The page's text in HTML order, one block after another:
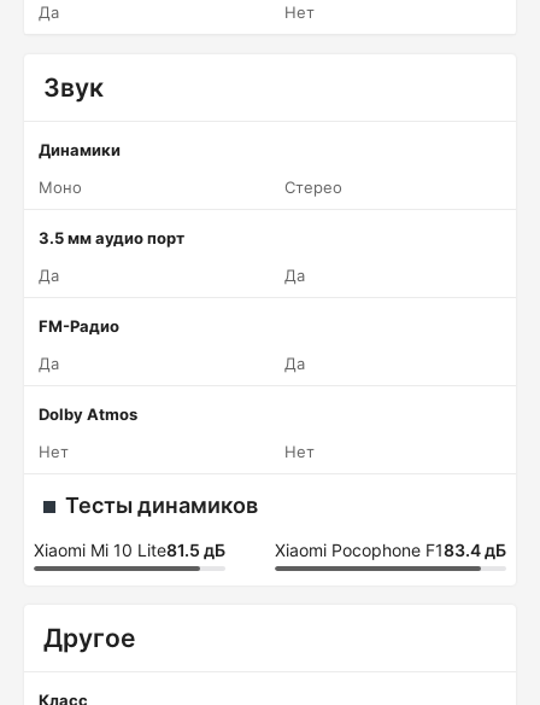
Да
Нет
Звук
Динамики
Моно
Стерео
3.5 мм аудио порт
Да
Да
FM-Радио
Да
Да
Dolby Atmos
Нет
Нет
Тесты динамиков
Xiaomi Mi 10 Lite81.5 дБ Xiaomi Pocophone F183.4 дБ
Другое
Класс